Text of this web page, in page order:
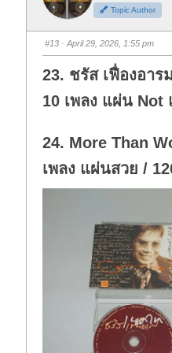
h
u
m
d
o
n
.
h
u
m
u
p
Topic Author
#13 · April 29, 2026, 1:55 pm
23. ชรัส เฟื่องอาร
10 เพลง แผ่น Not
24. More Than
เพลง แผ่นสวย /